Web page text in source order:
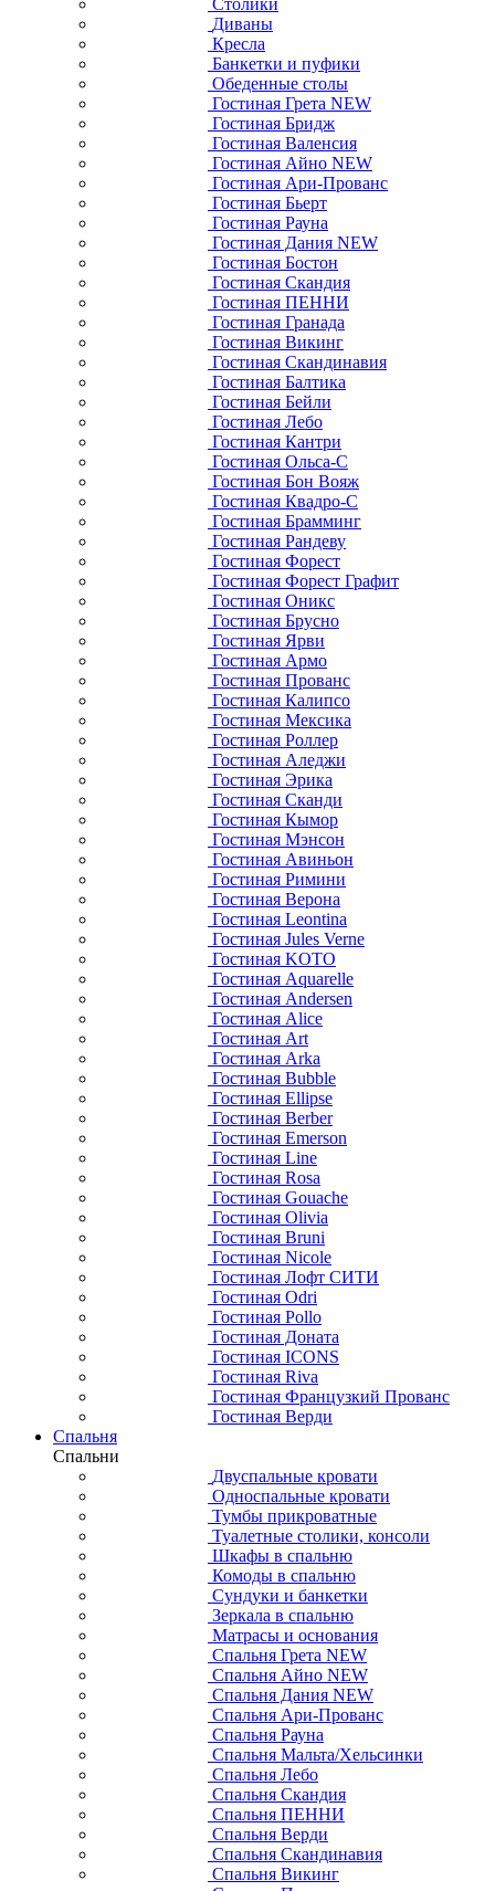
Диваны
Кресла
Банкетки и пуфики
Обеденные столы
Гостиная Грета NEW
Гостиная Бридж
Гостиная Валенсия
Гостиная Айно NEW
Гостиная Ари-Прованс
Гостиная Бьерт
Гостиная Рауна
Гостиная Дания NEW
Гостиная Бостон
Гостиная Скандия
Гостиная ПЕННИ
Гостиная Гранада
Гостиная Викинг
Гостиная Скандинавия
Гостиная Балтика
Гостиная Бейли
Гостиная Лебо
Гостиная Кантри
Гостиная Ольса-С
Гостиная Бон Вояж
Гостиная Квадро-С
Гостиная Брамминг
Гостиная Рандеву
Гостиная Форест
Гостиная Форест Графит
Гостиная Оникс
Гостиная Брусно
Гостиная Ярви
Гостиная Армо
Гостиная Прованс
Гостиная Калипсо
Гостиная Мексика
Гостиная Роллер
Гостиная Аледжи
Гостиная Эрика
Гостиная Сканди
Гостиная Кымор
Гостиная Мэнсон
Гостиная Авиньон
Гостиная Римини
Гостиная Верона
Гостиная Leontina
Гостиная Jules Verne
Гостиная KOTO
Гостиная Aquarelle
Гостиная Andersen
Гостиная Alice
Гостиная Art
Гостиная Arka
Гостиная Bubble
Гостиная Ellipse
Гостиная Berber
Гостиная Emerson
Гостиная Line
Гостиная Rosa
Гостиная Gouache
Гостиная Olivia
Гостиная Bruni
Гостиная Nicole
Гостиная Лофт СИТИ
Гостиная Odri
Гостиная Pollo
Гостиная Доната
Гостиная ICONS
Гостиная Riva
Гостиная Французкий Прованс
Гостиная Верди
Спальня
Спальни
Двуспальные кровати
Односпальные кровати
Тумбы прикроватные
Туалетные столики, консоли
Шкафы в спальню
Комоды в спальню
Сундуки и банкетки
Зеркала в спальню
Матрасы и основания
Спальня Грета NEW
Спальня Айно NEW
Спальня Дания NEW
Спальня Ари-Прованс
Спальня Рауна
Спальня Мальта/Хельсинки
Спальня Лебо
Спальня Скандия
Спальня ПЕННИ
Спальня Верди
Спальня Скандинавия
Спальня Викинг